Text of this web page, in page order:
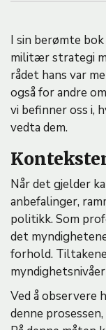
I sin berømte bok
militær strategi
rådet hans var
også for andre
vi befinner oss i,
vedta dem.
Når det gjelder
anbefalinger,
politikk. Som
det
forhold.
Ved å observere
denne